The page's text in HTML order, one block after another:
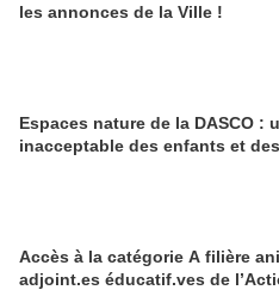
les annonces de la Ville !
Espaces nature de la DASCO :
inacceptable des enfants et
Accès à la catégorie A filière
adjoint.es éducatif.ves de